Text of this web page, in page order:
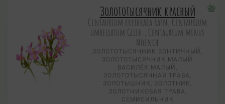
Золототысячник красный
Centaurium erythraea Rafn, Centaurium
umbellatum Gilib., Centaurium minus
Moench
ЗОЛОТОТЫСЯЧНИК ЗОНТИЧНЫЙ,
ЗОЛОТОТЫСЯЧНИК МАЛЫЙ
ВАСИЛЁК МАЛЫЙ,
ЗОЛОТОТЫСЯЧНАЯ ТРАВА,
ЗОЛОТЫШНИК, ЗОЛОТНИК,
ЗОЛОТНИКОВАЯ ТРАВА,
СЕМИСИЛЬНИК